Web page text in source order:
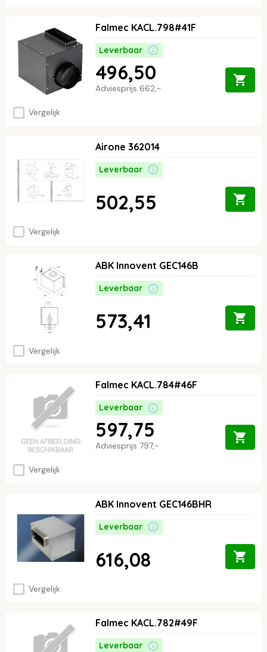
Vergelijk
Falmec KACL.798#41F
Leverbaar
Adviesprijs 662,-
496,50
Vergelijk
Airone 362014
Leverbaar
502,55
Vergelijk
ABK Innovent GEC146B
Leverbaar
573,41
Vergelijk
Falmec KACL.784#46F
Leverbaar
Adviesprijs 797,-
597,75
Vergelijk
ABK Innovent GEC146BHR
Leverbaar
616,08
Falmec KACL.782#49F
Leverbaar